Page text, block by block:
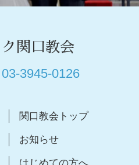
関口教会
03-3945-0126
関口教会トップ
お知らせ